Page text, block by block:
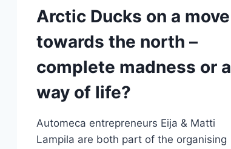
Arctic Ducks on a move
towards the north –
complete madness or a
way of life?
Automeca entrepreneurs Eija & Matti
Lampila are both part of the organising